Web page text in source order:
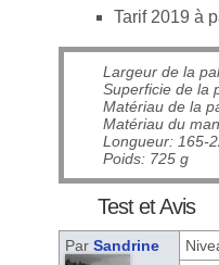
Tarif 2019 à
Largeur de la
Superficie de la
Matériau de la
Matériau du
Longueur: 165-
Poids: 725 g
Test et Avis
Par Sandrine